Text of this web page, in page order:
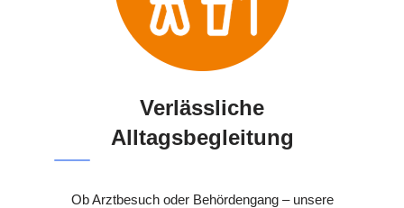
Verlässliche
Alltagsbegleitung
Ob Arztbesuch oder Behördengang – unsere